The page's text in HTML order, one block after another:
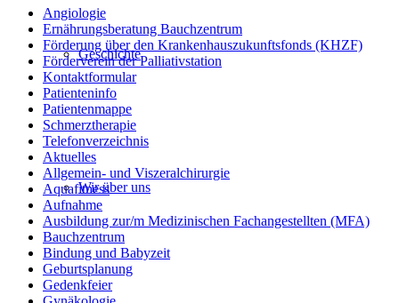
Geschichte
Wir über uns
Angiologie
Ernährungsberatung Bauchzentrum
Förderung über den Krankenhauszukunftsfonds (KHZF)
Förderverein der Palliativstation
Kontaktformular
Patienteninfo
Patientenmappe
Schmerztherapie
Telefonverzeichnis
Aktuelles
Allgemein- und Viszeralchirurgie
Aquafitness
Aufnahme
Ausbildung zur/m Medizinischen Fachangestellten (MFA)
Bauchzentrum
Bindung und Babyzeit
Geburtsplanung
Gedenkfeier